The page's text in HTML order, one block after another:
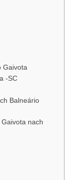
Gaivota
-SC
Balneário
nach